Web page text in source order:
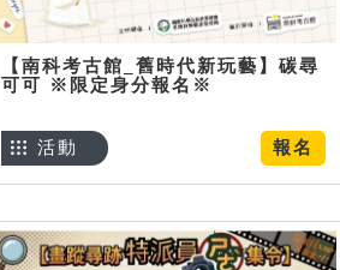
【南科考古館_舊時代新玩藝】碳尋
可可 ※限定身分報名※
報名
活動